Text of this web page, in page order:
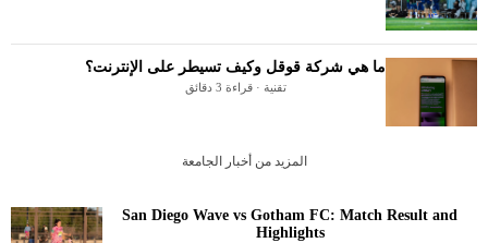
ما هي شركة قوقل وكيف تسيطر على الإنترنت؟
تقنية · قراءة 3 دقائق
المزيد من أخبار الجامعة
San Diego Wave vs Gotham FC: Match Result and
Highlights